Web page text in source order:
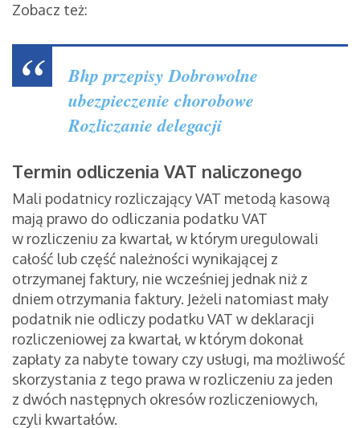
Zobacz też:
Bhp przepisy Dobrowolne
ubezpieczenie chorobowe
Rozliczanie delegacji
Termin odliczenia VAT naliczonego
Mali podatnicy rozliczający VAT metodą kasową
mają prawo do odliczania podatku VAT
w rozliczeniu za kwartał, w którym uregulowali
całość lub część należności wynikającej z
otrzymanej faktury, nie wcześniej jednak niż z
dniem otrzymania faktury. Jeżeli natomiast mały
podatnik nie odliczy podatku VAT w deklaracji
rozliczeniowej za kwartał, w którym dokonał
zapłaty za nabyte towary czy usługi, ma możliwość
skorzystania z tego prawa w rozliczeniu za jeden
z dwóch następnych okresów rozliczeniowych,
czyli kwartałów.